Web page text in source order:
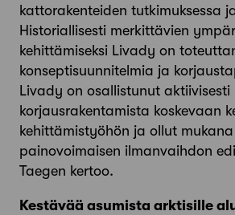
kattorakenteiden tutkimuksessa
Historiallisesti merkittävien
kehittämiseksi Livady on
konseptisuunnitelmia ja
Livady on osallistunut aktiivisesti
korjausrakentamista koskevaan
kehittämistyöhön ja ollut
painovoimaisen ilmanvaihdon
Taegen kertoo.
Kestävää asumista arktisille